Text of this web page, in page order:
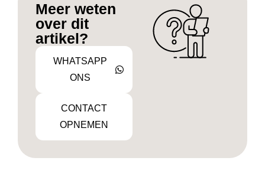
Meer weten
over dit
artikel?
WHATSAPP
ONS
CONTACT
OPNEMEN